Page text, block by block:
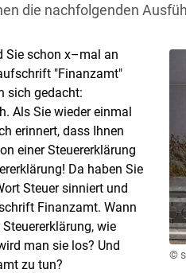
die nachfolgenden
©
Sie schon x–mal an
"Finanzamt"
sich gedacht:
Als Sie wieder einmal
erinnert, dass Ihnen
einer Steuererklärung
Da haben Sie
Steuer sinniert und
Finanzamt. Wann
wie
man sie los? Und
zu tun?